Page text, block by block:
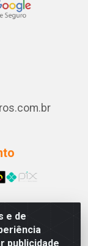
e de
publicidade
RODOVIA BA
CEP 46.880-